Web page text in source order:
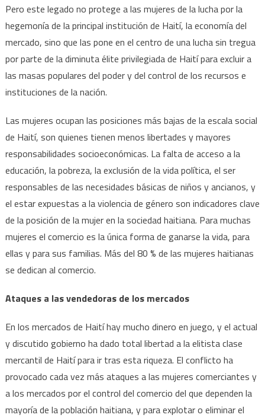
Pero este legado no protege a las mujeres de la lucha por la
hegemonía de la principal institución de Haití, la economía del
mercado, sino que las pone en el centro de una lucha sin tregua
por parte de la diminuta élite privilegiada de Haití para excluir a
las masas populares del poder y del control de los recursos e
instituciones de la nación.
Las mujeres ocupan las posiciones más bajas de la escala social
de Haití, son quienes tienen menos libertades y mayores
responsabilidades socioeconómicas. La falta de acceso a la
educación, la pobreza, la exclusión de la vida política, el ser
responsables de las necesidades básicas de niños y ancianos, y
el estar expuestas a la violencia de género son indicadores clave
de la posición de la mujer en la sociedad haitiana. Para muchas
mujeres el comercio es la única forma de ganarse la vida, para
ellas y para sus familias. Más del 80 % de las mujeres haitianas
se dedican al comercio.
Ataques a las vendedoras de los mercados
En los mercados de Haití hay mucho dinero en juego, y el actual
y discutido gobierno ha dado total libertad a la elitista clase
mercantil de Haití para ir tras esta riqueza. El conflicto ha
provocado cada vez más ataques a las mujeres comerciantes y
a los mercados por el control del comercio del que dependen la
mayoría de la población haitiana, y para explotar o eliminar el